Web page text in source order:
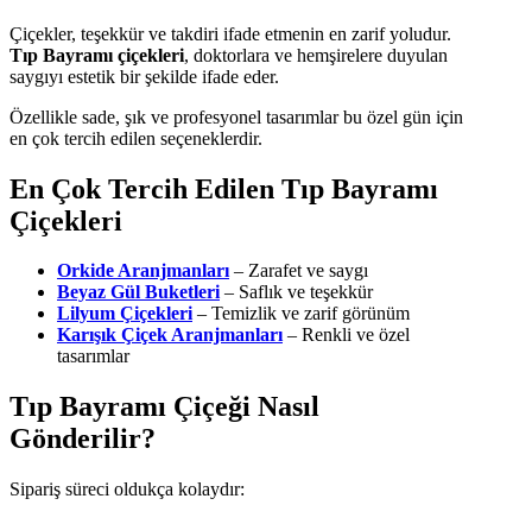
Çiçekler, teşekkür ve takdiri ifade etmenin en zarif yoludur.
Tıp Bayramı çiçekleri, doktorlara ve hemşirelere duyulan
saygıyı estetik bir şekilde ifade eder.
Özellikle sade, şık ve profesyonel tasarımlar bu özel gün için
en çok tercih edilen seçeneklerdir.
En Çok Tercih Edilen Tıp Bayramı
Çiçekleri
Orkide Aranjmanları– Zarafet ve saygı
Beyaz Gül Buketleri– Saflık ve teşekkür
Lilyum Çiçekleri– Temizlik ve zarif görünüm
Karışık Çiçek Aranjmanları– Renkli ve özel
tasarımlar
Tıp Bayramı Çiçeği Nasıl
Gönderilir?
Sipariş süreci oldukça kolaydır: